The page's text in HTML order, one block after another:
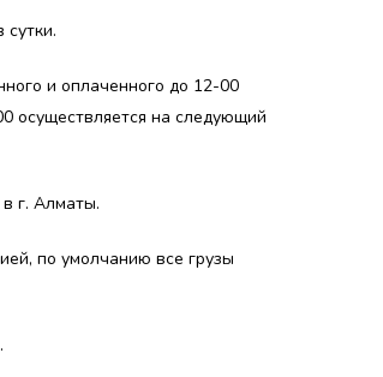
и оплаченного до 12-00
осуществляется на следующий
г. Алматы.
по умолчанию все грузы